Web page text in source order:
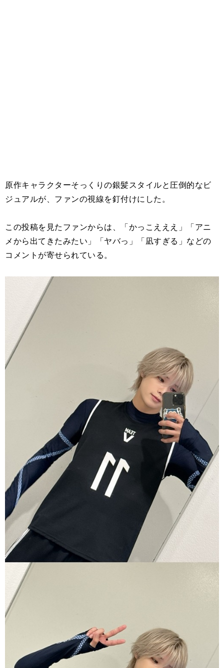
原作キャラクターそっくりの銀髪スタイルと圧倒的なビ
ジュアルが、ファンの視線を釘付けにした。
この投稿を見たファンからは、「かっこえええ」「アニ
メから出てきたみたい」「ヤバっ」「凪すぎる」などの
コメントが寄せられている。